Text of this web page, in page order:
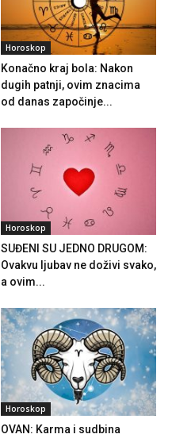
Horoskop
Konačno kraj bola: Nakon
dugih patnji, ovim znacima
od danas započinje...
Horoskop
SUĐENI SU JEDNO DRUGOM:
Ovakvu ljubav ne doživi svako,
a ovim...
Horoskop
OVAN: Karma i sudbina